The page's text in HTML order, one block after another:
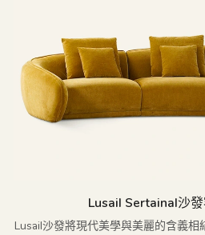
Lusail Sertainal沙
Lusail沙發將現代美學與美麗的含義